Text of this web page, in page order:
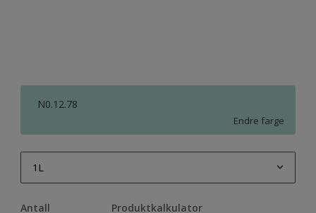
N0.12.78
Endre farge
1L
Antall Produktkalkulator